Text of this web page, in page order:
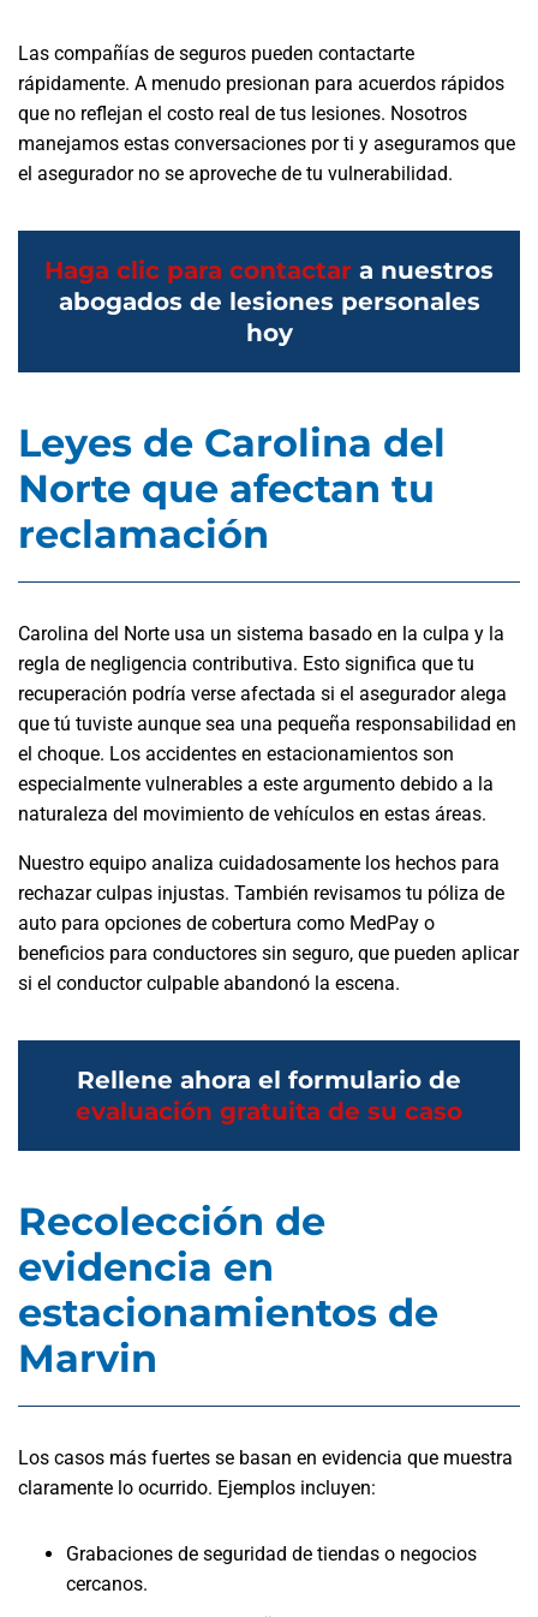
Las compañías de seguros pueden contactarte
rápidamente. A menudo presionan para acuerdos rápidos
que no reflejan el costo real de tus lesiones. Nosotros
manejamos estas conversaciones por ti y aseguramos que
el asegurador no se aproveche de tu vulnerabilidad.
Haga clic para contactar a nuestros
abogados de lesiones personales
hoy
Leyes de Carolina del
Norte que afectan tu
reclamación
Carolina del Norte usa un sistema basado en la culpa y la
regla de negligencia contributiva. Esto significa que tu
recuperación podría verse afectada si el asegurador alega
que tú tuviste aunque sea una pequeña responsabilidad en
el choque. Los accidentes en estacionamientos son
especialmente vulnerables a este argumento debido a la
naturaleza del movimiento de vehículos en estas áreas.
Nuestro equipo analiza cuidadosamente los hechos para
rechazar culpas injustas. También revisamos tu póliza de
auto para opciones de cobertura como MedPay o
beneficios para conductores sin seguro, que pueden aplicar
si el conductor culpable abandonó la escena.
Rellene ahora el formulario de
evaluación gratuita de su caso
Recolección de
evidencia en
estacionamientos de
Marvin
Los casos más fuertes se basan en evidencia que muestra
claramente lo ocurrido. Ejemplos incluyen:
Grabaciones de seguridad de tiendas o negocios
cercanos.